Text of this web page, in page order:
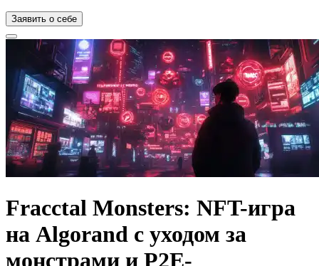
Заявить о себе
Fracctal Monsters: NFT-игра
на Algorand с уходом за
монстрами и P2E-